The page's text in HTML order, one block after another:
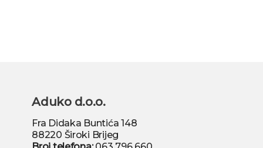
Aduko d.o.o.
Fra Didaka Buntića 148
88220 Široki Brijeg